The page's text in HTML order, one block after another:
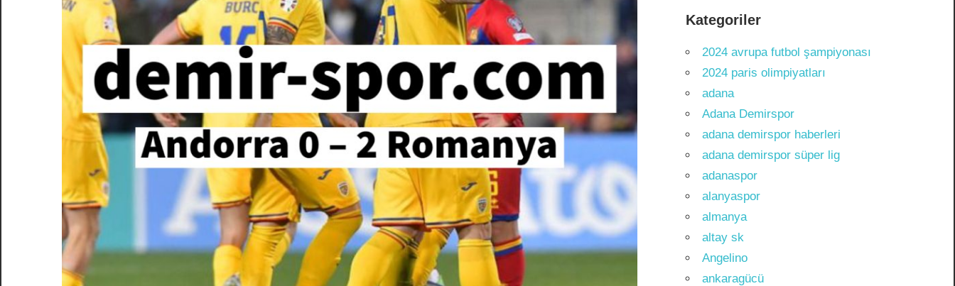
Kategoriler
2024 avrupa futbol şampiyonası
2024 paris olimpiyatları
adana
Adana Demirspor
adana demirspor haberleri
adana demirspor süper lig
adanaspor
alanyaspor
almanya
altay sk
Angelino
ankaragücü